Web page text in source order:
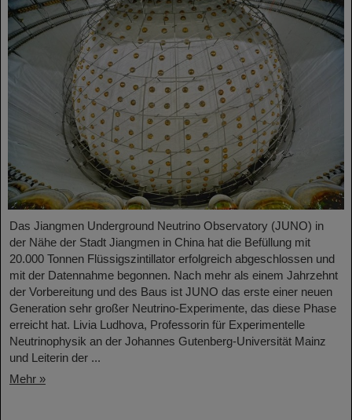
Das Jiangmen Underground Neutrino Observatory (JUNO) in
der Nähe der Stadt Jiangmen in China hat die Befüllung mit
20.000 Tonnen Flüssigszintillator erfolgreich abgeschlossen und
mit der Datennahme begonnen. Nach mehr als einem Jahrzehnt
der Vorbereitung und des Baus ist JUNO das erste einer neuen
Generation sehr großer Neutrino-Experimente, das diese Phase
erreicht hat. Livia Ludhova, Professorin für Experimentelle
Neutrinophysik an der Johannes Gutenberg-Universität Mainz
und Leiterin der ...
Mehr »